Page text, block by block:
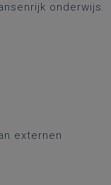
onderwijs.
externen